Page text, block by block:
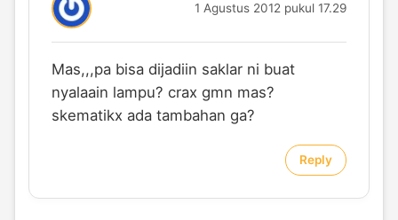
1 Agustus 2012 pukul 17.29
Mas,,,pa bisa dijadiin saklar ni buat
nyalaain lampu? crax gmn mas?
skematikx ada tambahan ga?
Reply